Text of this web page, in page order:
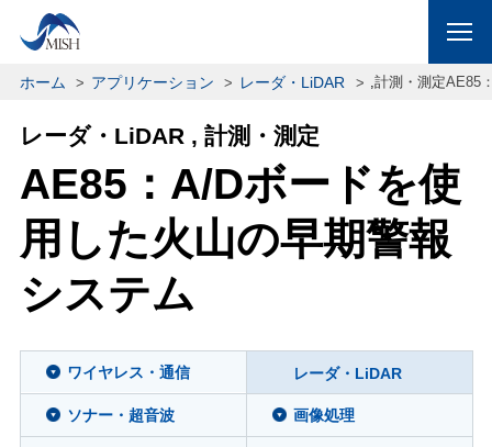
ホーム アプリケーション レーダ・LiDAR ,計測・測定AE85
レーダ・LiDAR , 計測・測定
AE85：A/Dボードを使
用した火山の早期警報
システム
ワイヤレス・通信 レーダ・LiDAR
ソナー・超音波 画像処理